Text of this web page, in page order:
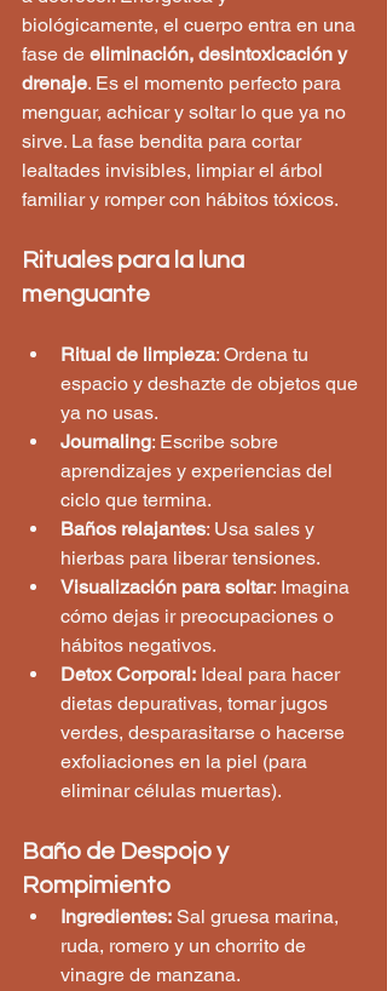
biológicamente, el cuerpo entra en una
fase de eliminación, desintoxicación y
drenaje. Es el momento perfecto para
menguar, achicar y soltar lo que ya no
sirve. La fase bendita para cortar
lealtades invisibles, limpiar el árbol
familiar y romper con hábitos tóxicos.
Rituales para la luna
menguante
Ritual de limpieza: Ordena tu
espacio y deshazte de objetos que
ya no usas.
Journaling: Escribe sobre
aprendizajes y experiencias del
ciclo que termina.
Baños relajantes: Usa sales y
hierbas para liberar tensiones.
Visualización para soltar: Imagina
cómo dejas ir preocupaciones o
hábitos negativos.
Detox Corporal: Ideal para hacer
dietas depurativas, tomar jugos
verdes, desparasitarse o hacerse
exfoliaciones en la piel (para
eliminar células muertas).
Baño de Despojo y
Rompimiento
Ingredientes: Sal gruesa marina,
ruda, romero y un chorrito de
vinagre de manzana.